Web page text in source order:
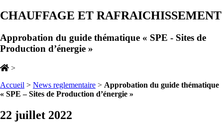
CHAUFFAGE ET RAFRAICHISSEMENT
Approbation du guide thématique « SPE - Sites de
Production d’énergie »
>
Accueil > News reglementaire > Approbation du guide thématique
« SPE – Sites de Production d’énergie »
22 juillet 2022